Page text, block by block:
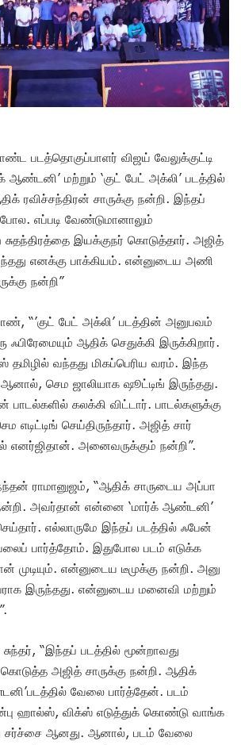
படத்தொகுப்பாளர் விஜய் வேலுக்குட்டி
ஆண்டனி’ மற்றும் ‘குட் பேட் அக்லி’ படத்தில்
ரவிச்சந்திரன் சாருக்கு நன்றி. இந்தப்
எப்படி வேண்டுமானாலும்
இயக்குநர் கொடுத்தார். அஜித்
எனக்கு பாக்கியம். என்னுடைய அணி
நன்றி”
“’குட் பேட் அக்லி’ படத்தின் அனுபவம்
ஆதிக் செதுக்கி இருக்கிறார்.
தமிழில் வந்தது மிகப்பெரிய வரம். இந்த
ஆனால், செம ஜாலியாக ஷூட்டிங் இருந்தது.
பாடல்களில் கலக்கி விட்டார். பாடல்களுக்கு
எடிட்டிங் செய்திருந்தார். அஜித் சார்
எனர்ஜிதான். அனைவருக்கும் நன்றி”.
ராமானுஜம், “ஆதிக் சாருடைய அப்பா
நன்றி. அவர்தான் என்னை ‘மார்க் ஆண்டனி’
எல்லாருமே இந்தப் படத்தில் ஃபேன்
பார்த்தோம். இதுபோல படம் எடுக்க
முடியும். என்னுடைய டீமுக்கு நன்றி. அனு
இருந்தது. என்னுடைய மனைவி மற்றும்
“இந்தப் படத்தில் மூன்றாவது
அஜித் சாருக்கு நன்றி. ஆதிக்
வேலை பார்த்தேன். படம்
ஹால்ஸ், விக்ஸ் எடுத்துக் கொண்டு வாங்க
ஆனது. ஆனால், படம் வேலை